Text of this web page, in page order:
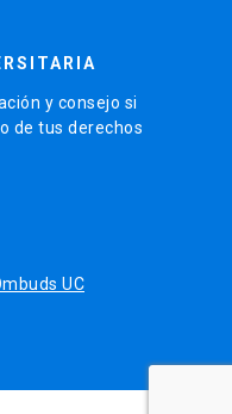
y consejo si
de tus derechos
UC